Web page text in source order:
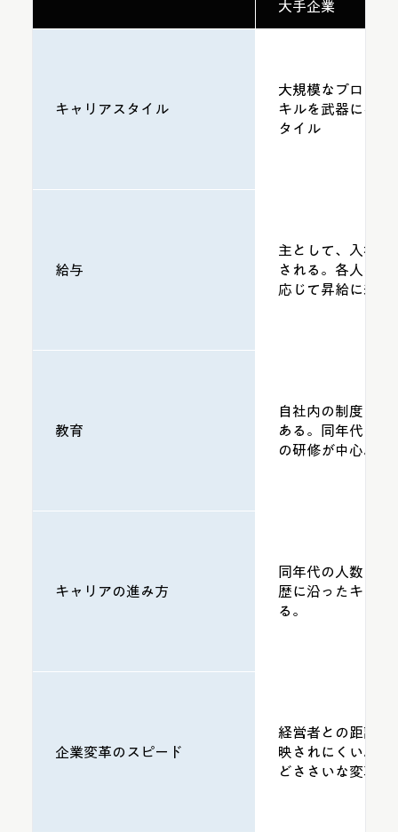
大手企業
キャリアスタイル
大規模なプロジェ
キルを武器にキャ
タイル
給与
主として、入社年
される。各人の能
応じて昇給に差が
教育
自社内の制度が確
ある。同年代の人
の研修が中心。
キャリアの進み方
同年代の人数が多
歴に沿ったキャリ
る。
企業変革のスピード
経営者との距離が
映されにくい。大
どささいな変革で